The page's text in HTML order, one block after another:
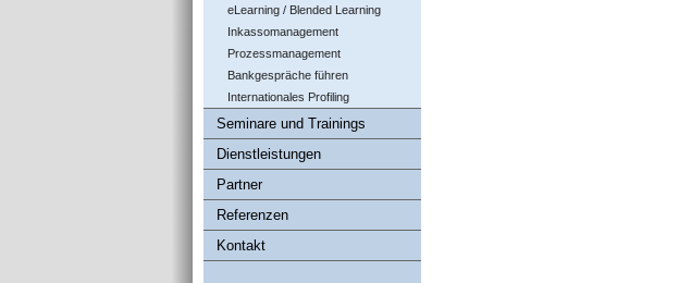
eLearning / Blended Learning
Inkassomanagement
Prozessmanagement
Bankgespräche führen
Internationales Profiling
Seminare und Trainings
Dienstleistungen
Partner
Referenzen
Kontakt